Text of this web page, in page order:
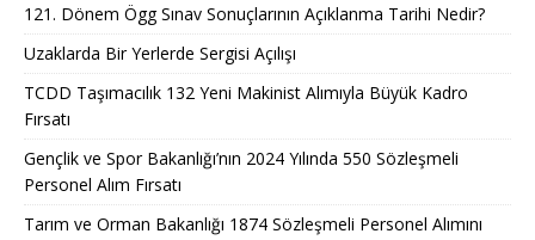
121. Dönem Ögg Sınav Sonuçlarının Açıklanma Tarihi Nedir?
Uzaklarda Bir Yerlerde Sergisi Açılışı
TCDD Taşımacılık 132 Yeni Makinist Alımıyla Büyük Kadro
Fırsatı
Gençlik ve Spor Bakanlığı’nın 2024 Yılında 550 Sözleşmeli
Personel Alım Fırsatı
Tarım ve Orman Bakanlığı 1874 Sözleşmeli Personel Alımını